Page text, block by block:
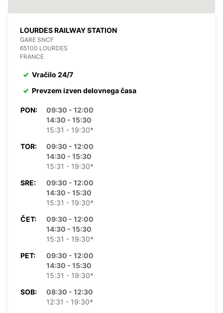
LOURDES RAILWAY STATION
GARE SNCF
65100 LOURDES
FRANCE
Vračilo 24/7
Prevzem izven delovnega časa
PON:
09:30 - 12:00
14:30 - 15:30
15:31 - 19:30*
TOR:
09:30 - 12:00
14:30 - 15:30
15:31 - 19:30*
SRE:
09:30 - 12:00
14:30 - 15:30
15:31 - 19:30*
ČET:
09:30 - 12:00
14:30 - 15:30
15:31 - 19:30*
PET:
09:30 - 12:00
14:30 - 15:30
15:31 - 19:30*
SOB:
08:30 - 12:30
12:31 - 19:30*